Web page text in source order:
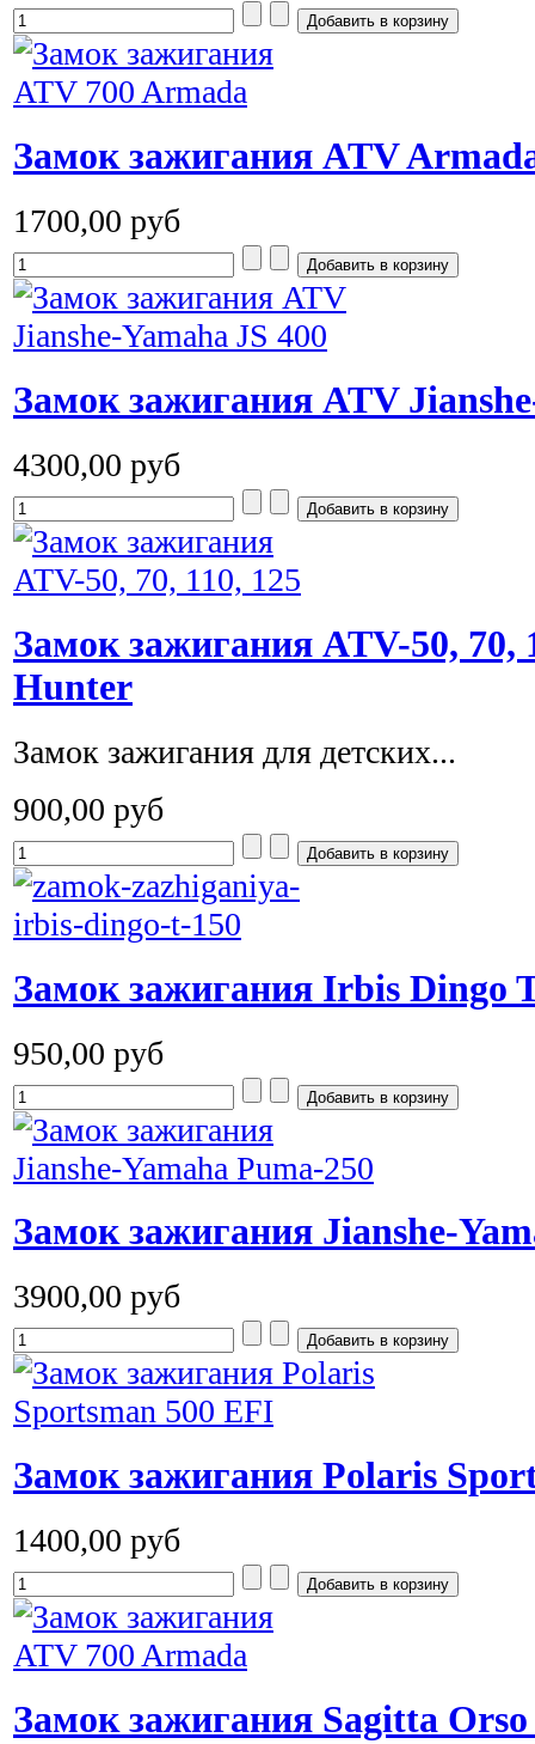
Замок зажигания ATV
1700,00 руб
Замок зажигания ATV
4300,00 руб
Замок зажигания ATV-50, 70,
Hunter
Замок зажигания для детских...
900,00 руб
Замок зажигания Irbis Dingo
950,00 руб
Замок зажигания Jianshe-
3900,00 руб
Замок зажигания Polaris
1400,00 руб
Замок зажигания Sagitta